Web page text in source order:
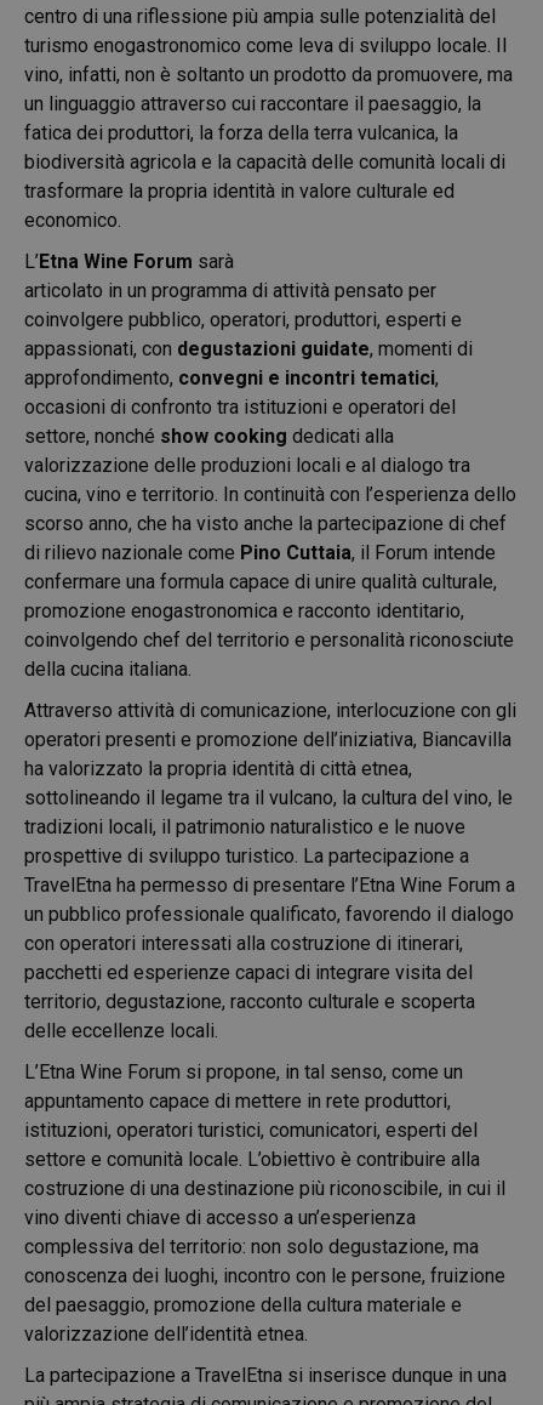
centro di una riflessione più ampia sulle potenzialità del
turismo enogastronomico come leva di sviluppo locale. Il
vino, infatti, non è soltanto un prodotto da promuovere, ma
un linguaggio attraverso cui raccontare il paesaggio, la
fatica dei produttori, la forza della terra vulcanica, la
biodiversità agricola e la capacità delle comunità locali di
trasformare la propria identità in valore culturale ed
economico.
L’Etna Wine Forum sarà
articolato in un programma di attività pensato per
coinvolgere pubblico, operatori, produttori, esperti e
appassionati, con degustazioni guidate, momenti di
approfondimento, convegni e incontri tematici,
occasioni di confronto tra istituzioni e operatori del
settore, nonché show cooking dedicati alla
valorizzazione delle produzioni locali e al dialogo tra
cucina, vino e territorio. In continuità con l’esperienza dello
scorso anno, che ha visto anche la partecipazione di chef
di rilievo nazionale come Pino Cuttaia, il Forum intende
confermare una formula capace di unire qualità culturale,
promozione enogastronomica e racconto identitario,
coinvolgendo chef del territorio e personalità riconosciute
della cucina italiana.
Attraverso attività di comunicazione, interlocuzione con gli
operatori presenti e promozione dell’iniziativa, Biancavilla
ha valorizzato la propria identità di città etnea,
sottolineando il legame tra il vulcano, la cultura del vino, le
tradizioni locali, il patrimonio naturalistico e le nuove
prospettive di sviluppo turistico. La partecipazione a
TravelEtna ha permesso di presentare l’Etna Wine Forum a
un pubblico professionale qualificato, favorendo il dialogo
con operatori interessati alla costruzione di itinerari,
pacchetti ed esperienze capaci di integrare visita del
territorio, degustazione, racconto culturale e scoperta
delle eccellenze locali.
L’Etna Wine Forum si propone, in tal senso, come un
appuntamento capace di mettere in rete produttori,
istituzioni, operatori turistici, comunicatori, esperti del
settore e comunità locale. L’obiettivo è contribuire alla
costruzione di una destinazione più riconoscibile, in cui il
vino diventi chiave di accesso a un’esperienza
complessiva del territorio: non solo degustazione, ma
conoscenza dei luoghi, incontro con le persone, fruizione
del paesaggio, promozione della cultura materiale e
valorizzazione dell’identità etnea.
La partecipazione a TravelEtna si inserisce dunque in una